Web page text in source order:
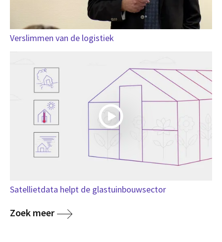
Verslimmen van de logistiek
Satellietdata helpt de glastuinbouwsector
Zoek meer